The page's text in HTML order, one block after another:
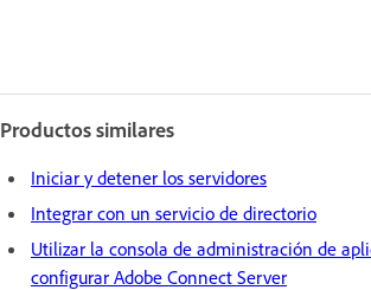
Productos similares
Iniciar y detener los servidores
Integrar con un servicio de directorio
Utilizar la consola de administración de
configurar Adobe Connect Server